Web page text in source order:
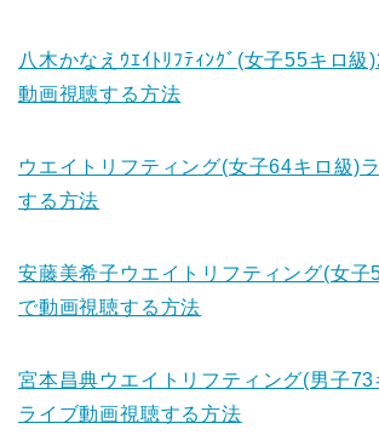
八木かなえｳｴｲﾄﾘﾌﾃｨﾝｸﾞ(女子55キロ
動画視聴する方法
ウエイトリフティング(女子64キロ級)
する方法
安藤美希子ウエイトリフティング(女子
で動画視聴する方法
宮本昌典ウエイトリフティング(男子
ライブ動画視聴する方法